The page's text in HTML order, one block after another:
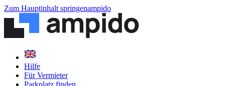
Zum Hauptinhalt springenampido
Hilfe
Für Vermieter
Parkplatz finden